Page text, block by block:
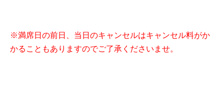
※満席日の前日、当日のキャンセルはキャンセル料がか
かることもありますのでご了承くださいませ。